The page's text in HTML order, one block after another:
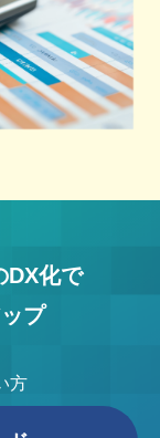
DX化で
プ
方